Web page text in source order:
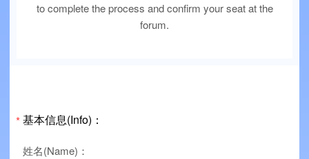
to complete the process and confirm your seat at the
forum.
*基本信息(Info)：
姓名(Name)：